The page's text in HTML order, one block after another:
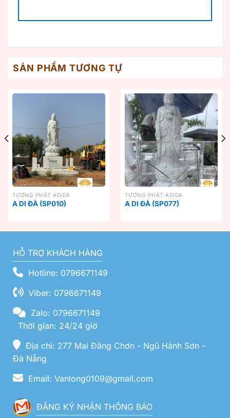
SẢN PHẨM TƯƠNG TỰ
TƯỢNG PHẬT ADIDA
A DI ĐÀ (SP010)
TƯỢNG PHẬT ADIDA
A DI ĐÀ (SP077)
HỖ TRỢ KHÁCH HÀNG
Hotline: 0796671149
Viber: 0796671149
Zalo: 0796671149
Thời gian: 24/24 giờ
Địa chỉ: 277 Mai Đăng Chơn - Ngũ Hành Sơn -
Đà Nẵng
Email: Vanlong0109@gmail.com
ĐĂNG KÝ NHẬN THÔNG BÁO